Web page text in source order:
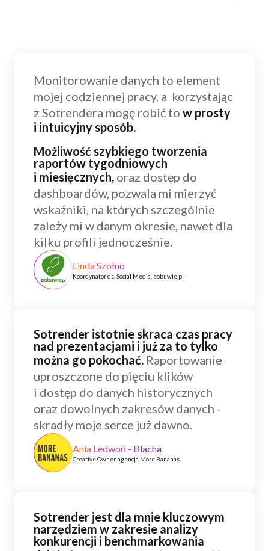
Monitorowanie danych to element
mojej codziennej pracy, a korzystając
z Sotrendera mogę robić to w prosty
i intuicyjny sposób.
Możliwość szybkiego tworzenia
raportów tygodniowych
i miesięcznych, oraz dostęp do
dashboardów, pozwala mi mierzyć
wskaźniki, na których szczególnie
zależy mi w danym okresie, nawet dla
kilku profili jednocześnie.
Linda Szołno
Koordynator ds. Social Media, eobuwie.pl
Sotrender istotnie skraca czas pracy
nad prezentacjami i już za to tylko
można go pokochać. Raportowanie
uproszczone do pięciu klików
i dostęp do danych historycznych
oraz dowolnych zakresów danych -
skradły moje serce już dawno.
Ania Ledwoń - Blacha
Creative Owner, agencja More Bananas
Sotrender jest dla mnie kluczowym
narzędziem w zakresie analizy
konkurencji i benchmarkowania